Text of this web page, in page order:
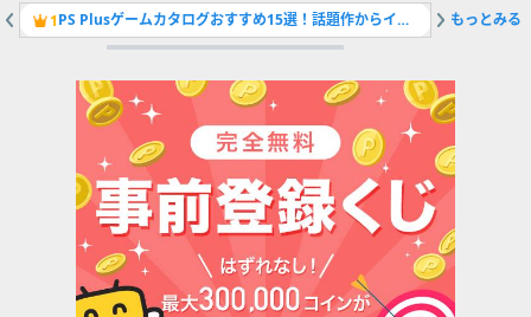
1 PS Plusゲームカタログおすすめ15選！話題作からインディーまで紹介 2
もっとみる